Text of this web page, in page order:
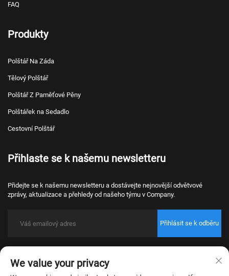
FAQ
Produkty
Polštář Na Záda
Tělový Polštář
Polštář Z Paměťové Pěny
Polštářek na Sedadlo
Cestovní Polštář
Přihlaste se k našemu newsletteru
Přidejte se k našemu newsletteru a dostávejte nejnovější odvětvové
zprávy, aktualizace a přehledy od našeho týmu v Company.
Přihlásit se k odběru
práva vyhrazena.
Zásady ochrany osobních údajů
We value your privacy